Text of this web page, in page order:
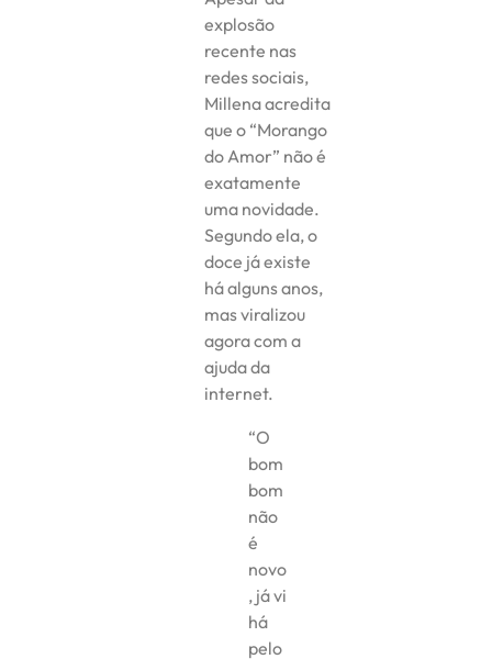
explosão
recente nas
redes sociais,
Millena acredita
que o “Morango
do Amor” não é
exatamente
uma novidade.
Segundo ela, o
doce já existe
há alguns anos,
mas viralizou
agora com a
ajuda da
internet.
“O
bom
bom
não
é
novo
, já vi
há
pelo